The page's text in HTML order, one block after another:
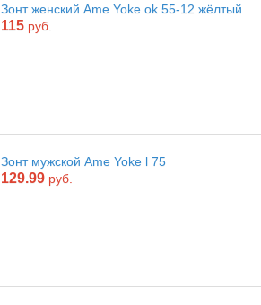
Зонт женский Ame Yoke ok 55-12 жёлтый
115 руб.
Зонт мужской Ame Yoke l 75
129.99 руб.